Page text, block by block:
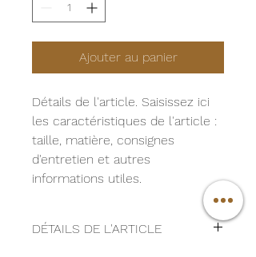
Ajouter au panier
Détails de l'article. Saisissez ici
les caractéristiques de l'article :
taille, matière, consignes
d'entretien et autres
informations utiles.
DÉTAILS DE L'ARTICLE